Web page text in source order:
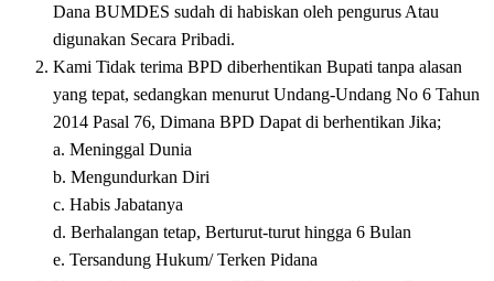
Dana BUMDES sudah di habiskan oleh pengurus Atau
digunakan Secara Pribadi.
Kami Tidak terima BPD diberhentikan Bupati tanpa alasan
yang tepat, sedangkan menurut Undang-Undang No 6 Tahun
2014 Pasal 76, Dimana BPD Dapat di berhentikan Jika;
a. Meninggal Dunia
b. Mengundurkan Diri
c. Habis Jabatanya
d. Berhalangan tetap, Berturut-turut hingga 6 Bulan
e. Tersandung Hukum/ Terken Pidana